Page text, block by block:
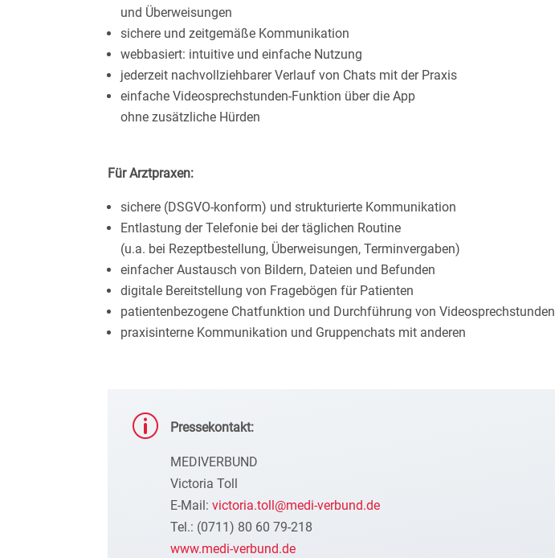
und Überweisungen
sichere und zeitgemäße Kommunikation
webbasiert: intuitive und einfache Nutzung
jederzeit nachvollziehbarer Verlauf von Chats mit der Praxis
einfache Videosprechstunden-Funktion über die App
ohne zusätzliche Hürden
Für Arztpraxen:
sichere (DSGVO-konform) und strukturierte Kommunikation
Entlastung der Telefonie bei der täglichen Routine
(u.a. bei Rezeptbestellung, Überweisungen, Terminvergaben)
einfacher Austausch von Bildern, Dateien und Befunden
digitale Bereitstellung von Fragebögen für Patienten
patientenbezogene Chatfunktion und Durchführung von Videosprechstunden
praxisinterne Kommunikation und Gruppenchats mit anderen
p Pressekontakt:
MEDIVERBUND
Victoria Toll
E-Mail: victoria.toll@medi-verbund.de
Tel.: (0711) 80 60 79-218
www.medi-verbund.de